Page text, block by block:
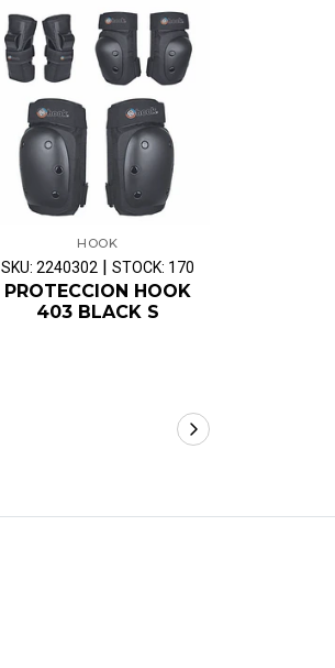
HOOK
SKU: 2240302 | STOCK: 170
PROTECCION HOOK
403 BLACK S